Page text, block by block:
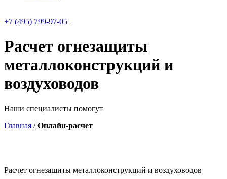
+7 (495) 799-97-05
Расчет огнезащиты
металлоконструкций и
воздуховодов
Наши специалисты помогут
Главная /Онлайн-расчет
Расчет огнезащиты металлоконструкций и воздуховодов